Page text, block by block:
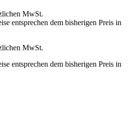
MwSt.
entsprechen dem bisherigen Preis in
MwSt.
entsprechen dem bisherigen Preis in